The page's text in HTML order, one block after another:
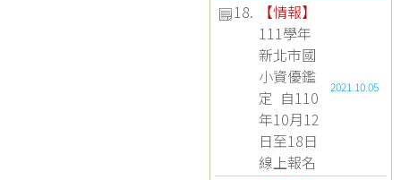
18. 【情報】
111學年
新北市國
小資優鑑
定 自110
年10月12
日至18日
線上報名
2021.10.05